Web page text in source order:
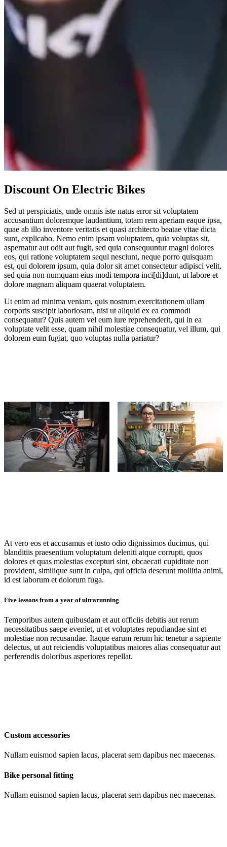
Discount On Electric Bikes
Sed ut perspiciatis, unde omnis iste natus error sit voluptatem
accusantium doloremque laudantium, totam rem aperiam eaque ipsa,
quae ab illo inventore veritatis et quasi architecto beatae vitae dicta
sunt, explicabo. Nemo enim ipsam voluptatem, quia voluptas sit,
aspernatur aut odit aut fugit, sed quia consequuntur magni dolores
eos, qui ratione voluptatem sequi nesciunt, neque porro quisquam
est, qui dolorem ipsum, quia dolor sit amet consectetur adipisci velit,
sed quia non numquam eius modi tempora inci[di]dunt, ut labore et
dolore magnam aliquam quaerat voluptatem.
Ut enim ad minima veniam, quis nostrum exercitationem ullam
corporis suscipit laboriosam, nisi ut aliquid ex ea commodi
consequatur? Quis autem vel eum iure reprehenderit, qui in ea
voluptate velit esse, quam nihil molestiae consequatur, vel illum, qui
dolorem eum fugiat, quo voluptas nulla pariatur?
At vero eos et accusamus et iusto odio dignissimos ducimus, qui
blanditiis praesentium voluptatum deleniti atque corrupti, quos
dolores et quas molestias excepturi sint, obcaecati cupiditate non
provident, similique sunt in culpa, qui officia deserunt mollitia animi,
id est laborum et dolorum fuga.
Five lessons from a year of ultrarunning
Temporibus autem quibusdam et aut officiis debitis aut rerum
necessitatibus saepe eveniet, ut et voluptates repudiandae sint et
molestiae non recusandae. Itaque earum rerum hic tenetur a sapiente
delectus, ut aut reiciendis voluptatibus maiores alias consequatur aut
perferendis doloribus asperiores repellat.
Custom accessories
Nullam euismod sapien lacus, placerat sem dapibus nec maecenas.
Bike personal fitting
Nullam euismod sapien lacus, placerat sem dapibus nec maecenas.